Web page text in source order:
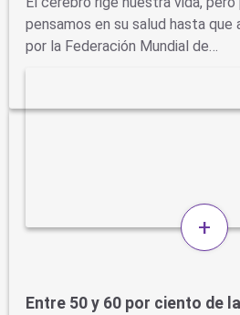
pensamos en su salud hasta que
por la Federación Mundial de…
+
Entre 50 y 60 por ciento de